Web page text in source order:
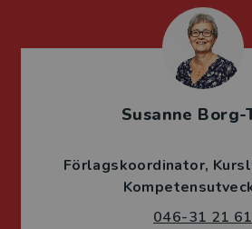
Susanne Borg-
Förlagskoordinator
046-31 21 61